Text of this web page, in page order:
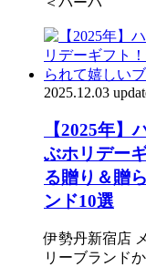
2025.12.03
【2025年】
ぶホリデー
る贈り＆贈
ンド10選
伊勢丹新宿店
リーブランド